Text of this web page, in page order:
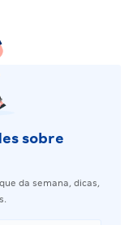
sobre
da semana, dicas,